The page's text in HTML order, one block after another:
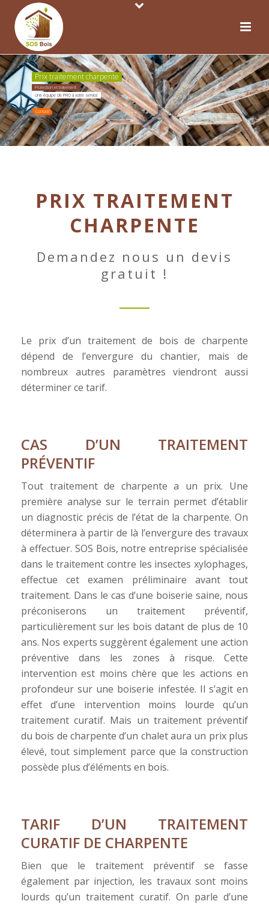
Prix traitement charpente
Protection et traitement
Une équipe de PRO à votre service
Contact!
PRIX TRAITEMENT
CHARPENTE
Demandez nous un devis
gratuit !
Le prix d’un traitement de bois de charpente
dépend de l’envergure du chantier, mais de
nombreux autres paramètres viendront aussi
déterminer ce tarif.
CAS D’UN TRAITEMENT
PRÉVENTIF
Tout traitement de charpente a un prix. Une
première analyse sur le terrain permet d’établir
un diagnostic précis de l’état de la charpente. On
déterminera à partir de là l’envergure des travaux
à effectuer. SOS Bois, notre entreprise spécialisée
dans le traitement contre les insectes xylophages,
effectue cet examen préliminaire avant tout
traitement. Dans le cas d’une boiserie saine, nous
préconiserons un traitement préventif,
particulièrement sur les bois datant de plus de 10
ans. Nos experts suggèrent également une action
préventive dans les zones à risque. Cette
intervention est moins chère que les actions en
profondeur sur une boiserie infestée. Il s’agit en
effet d’une intervention moins lourde qu’un
traitement curatif. Mais un traitement préventif
du bois de charpente d’un chalet aura un prix plus
élevé, tout simplement parce que la construction
possède plus d’éléments en bois.
TARIF D’UN TRAITEMENT
CURATIF DE CHARPENTE
Bien que le traitement préventif se fasse
également par injection, les travaux sont moins
lourds qu’un traitement curatif. On parle d’une